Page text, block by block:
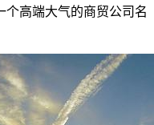
个高端大气的商贸公司名